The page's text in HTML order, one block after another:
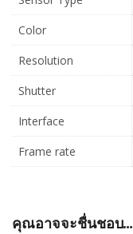
Color
Resolution
Shutter
Interface
Frame rate
คุณอาจจะชื่นชอบ…